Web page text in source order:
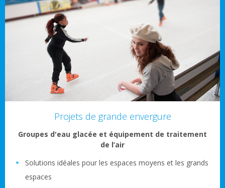
Projets de grande envergure
Groupes d'eau glacée et équipement de traitement
de l’air
Solutions idéales pour les espaces moyens et les grands
espaces